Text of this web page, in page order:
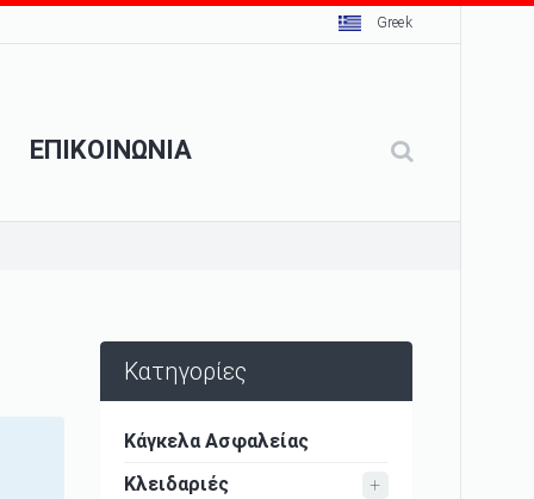
Greek
ΕΠΙΚΟΙΝΩΝΙΑ
Κατηγορίες
Κάγκελα Ασφαλείας
Κλειδαριές